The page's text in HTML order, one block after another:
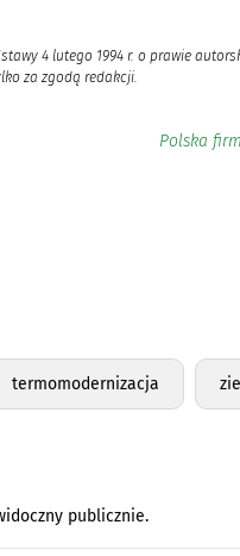
4 lutego 1994 r. o prawie
za zgodą redakcji.
Polska
termomodernizacja
publicznie.